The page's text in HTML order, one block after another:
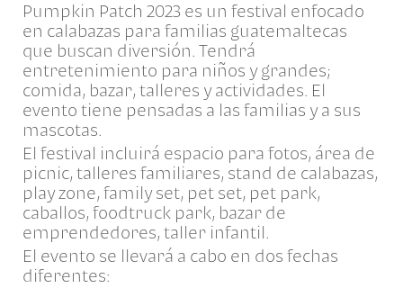
Pumpkin Patch 2023 es un festival enfocado
en calabazas para familias guatemaltecas
que buscan diversión. Tendrá
entretenimiento para niños y grandes;
comida, bazar, talleres y actividades. El
evento tiene pensadas a las familias y a sus
mascotas.
El festival incluirá espacio para fotos, área de
picnic, talleres familiares, stand de calabazas,
play zone, family set, pet set, pet park,
caballos, foodtruck park, bazar de
emprendedores, taller infantil.
El evento se llevará a cabo en dos fechas
diferentes: